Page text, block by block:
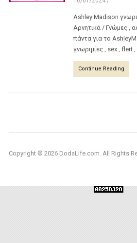
Ashley Madison
Αρνητικά / Γνώμες ,
πάντα για το
γνωριμίες , sex , flert
Continue Reading
Copyright © 2026 DodaLife.com. All Rights